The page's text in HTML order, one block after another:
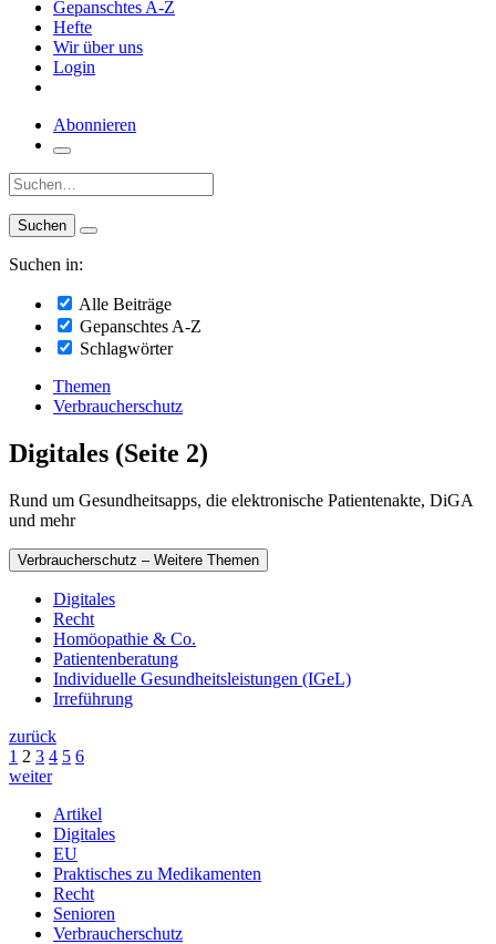
Gepanschtes A-Z
Hefte
Wir über uns
Login
Abonnieren
Suche:
Suchen in:
Alle Beiträge
Gepanschtes A-Z
Schlagwörter
Themen
Verbraucherschutz
Digitales (Seite 2)
Rund um Gesundheitsapps, die elektronische Patientenakte, DiGA
und mehr
Verbraucherschutz – Weitere Themen
Digitales
Recht
Homöopathie & Co.
Patientenberatung
Individuelle Gesundheitsleistungen (IGeL)
Irreführung
zurück
1 2 3 4 5 6
weiter
Artikel
Digitales
EU
Praktisches zu Medikamenten
Recht
Senioren
Verbraucherschutz